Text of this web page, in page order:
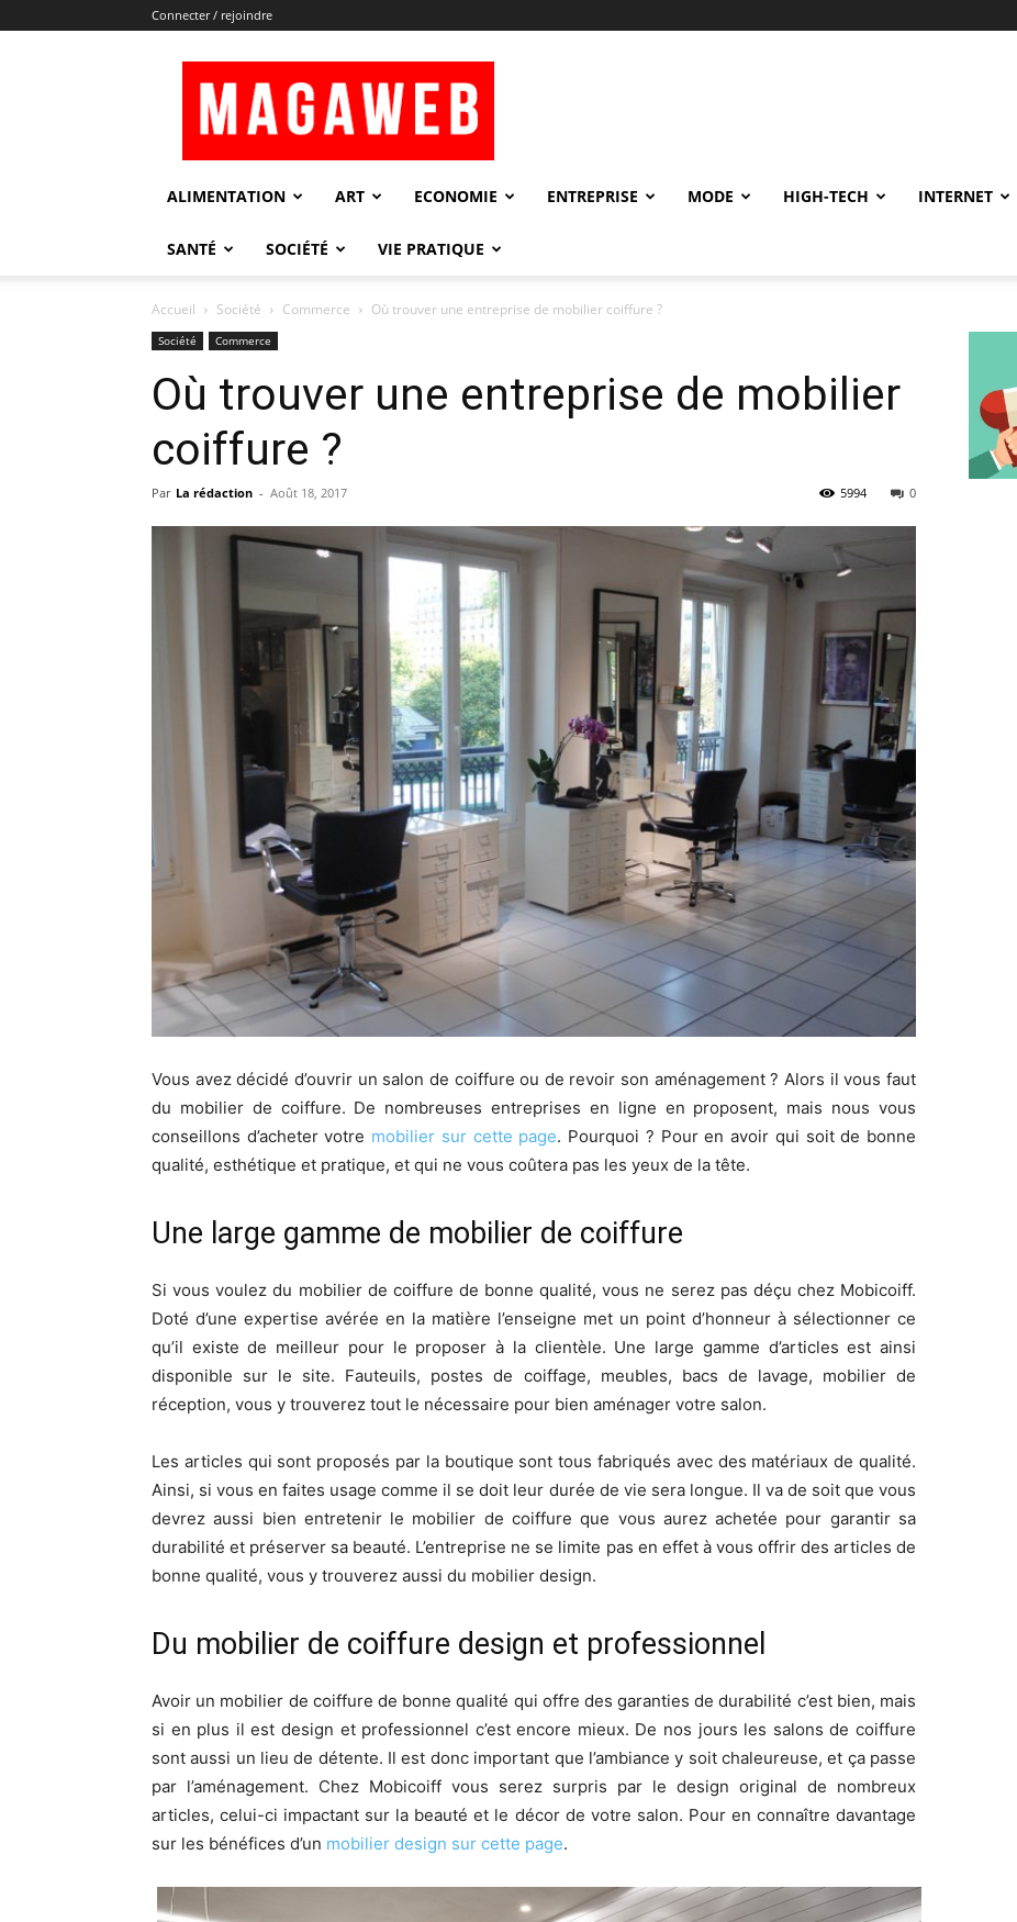
Connecter / rejoindre
ALIMENTATION ART ECONOMIE ENTREPRISE MODE HIGH-TECH INTERNET
SANTÉ SOCIÉTÉ VIE PRATIQUE
Accueil Société Commerce Où trouver une entreprise de mobilier coiffure ?
Société Commerce
Où trouver une entreprise de mobilier
coiffure ?
Par La rédaction - Août 18, 2017 0
5994
Vous avez décidé d’ouvrir un salon de coiffure ou de revoir son aménagement ? Alors il vous faut
du mobilier de coiffure. De nombreuses entreprises en ligne en proposent, mais nous vous
conseillons d’acheter votre mobilier sur cette page. Pourquoi ? Pour en avoir qui soit de bonne
qualité, esthétique et pratique, et qui ne vous coûtera pas les yeux de la tête.
Une large gamme de mobilier de coiffure
Si vous voulez du mobilier de coiffure de bonne qualité, vous ne serez pas déçu chez Mobicoiff.
Doté d’une expertise avérée en la matière l’enseigne met un point d’honneur à sélectionner ce
qu’il existe de meilleur pour le proposer à la clientèle. Une large gamme d’articles est ainsi
disponible sur le site. Fauteuils, postes de coiffage, meubles, bacs de lavage, mobilier de
réception, vous y trouverez tout le nécessaire pour bien aménager votre salon.
Les articles qui sont proposés par la boutique sont tous fabriqués avec des matériaux de qualité.
Ainsi, si vous en faites usage comme il se doit leur durée de vie sera longue. Il va de soit que vous
devrez aussi bien entretenir le mobilier de coiffure que vous aurez achetée pour garantir sa
durabilité et préserver sa beauté. L’entreprise ne se limite pas en effet à vous offrir des articles de
bonne qualité, vous y trouverez aussi du mobilier design.
Du mobilier de coiffure design et professionnel
Avoir un mobilier de coiffure de bonne qualité qui offre des garanties de durabilité c’est bien, mais
si en plus il est design et professionnel c’est encore mieux. De nos jours les salons de coiffure
sont aussi un lieu de détente. Il est donc important que l’ambiance y soit chaleureuse, et ça passe
par l’aménagement. Chez Mobicoiff vous serez surpris par le design original de nombreux
articles, celui-ci impactant sur la beauté et le décor de votre salon. Pour en connaître davantage
sur les bénéfices d’un mobilier design sur cette page.